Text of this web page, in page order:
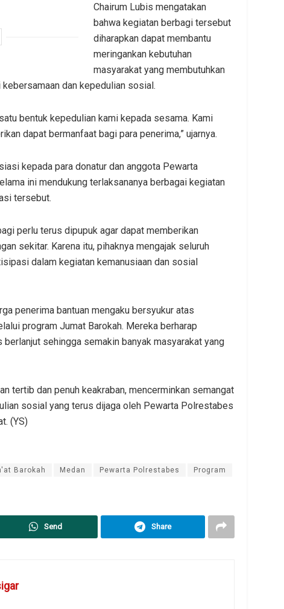
Chairum Lubis mengatakan
bahwa kegiatan berbagi tersebut
diharapkan dapat membantu
meringankan kebutuhan
masyarakat yang membutuhkan
dan kepedulian sosial.
bentuk kepedulian kami kepada sesama. Kami
dapat bermanfaat bagi para penerima,” ujarnya.
kepada para donatur dan anggota Pewarta
ini mendukung terlaksananya berbagai kegiatan
tersebut.
perlu terus dipupuk agar dapat memberikan
sekitar. Karena itu, pihaknya mengajak seluruh
dalam kegiatan kemanusiaan dan sosial
penerima bantuan mengaku bersyukur atas
program Jumat Barokah. Mereka berharap
sehingga semakin banyak masyarakat yang
tertib dan penuh keakraban, mencerminkan semangat
sosial yang terus dijaga oleh Pewarta Polrestabes
(YS)
Barokah Medan Pewarta Polrestabes Program
Send Share